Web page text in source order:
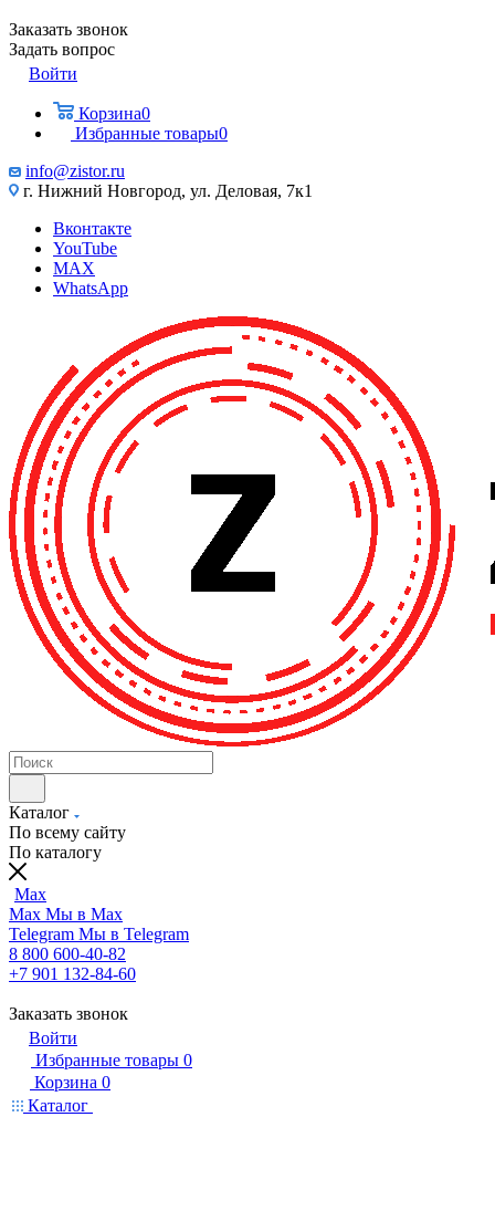
Заказать звонок
Задать вопрос
Войти
Корзина0
Избранные товары0
info@zistor.ru
г. Нижний Новгород, ул. Деловая, 7к1
Вконтакте
YouTube
MAX
WhatsApp
Каталог
По всему сайту
По каталогу
Max
Max Мы в Max
Telegram Мы в Telegram
8 800 600-40-82
+7 901 132-84-60
Заказать звонок
Войти
Избранные товары 0
Корзина 0
Каталог